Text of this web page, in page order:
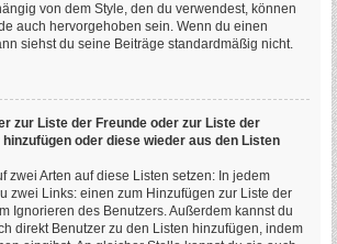
von dem Style, den du verwendest, können
auch hervorgehoben sein. Wenn du einen
siehst du seine Beiträge standardmäßig nicht.
zur Liste der Freunde oder zur Liste der
oder diese wieder aus den Listen
zwei Arten auf diese Listen setzen: In jedem
zwei Links: einen zum Hinzufügen zur Liste der
Ignorieren des Benutzers. Außerdem kannst du
direkt Benutzer zu den Listen hinzufügen, indem